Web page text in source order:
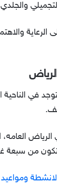
تهتم بتقديم
6812
العامه،
من سبعة